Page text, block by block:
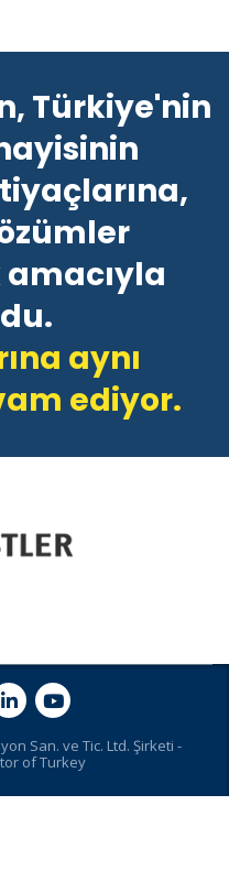
Türkiye'nin
aynı
ediyor.
San. ve Tic. Ltd. Şirketi -
of Turkey